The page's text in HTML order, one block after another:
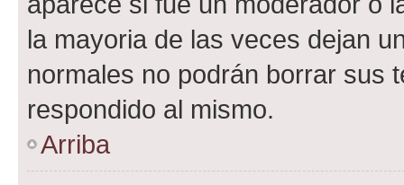
la mayoria de las veces dejan
normales no podrán borrar sus
respondido al mismo.
Arriba